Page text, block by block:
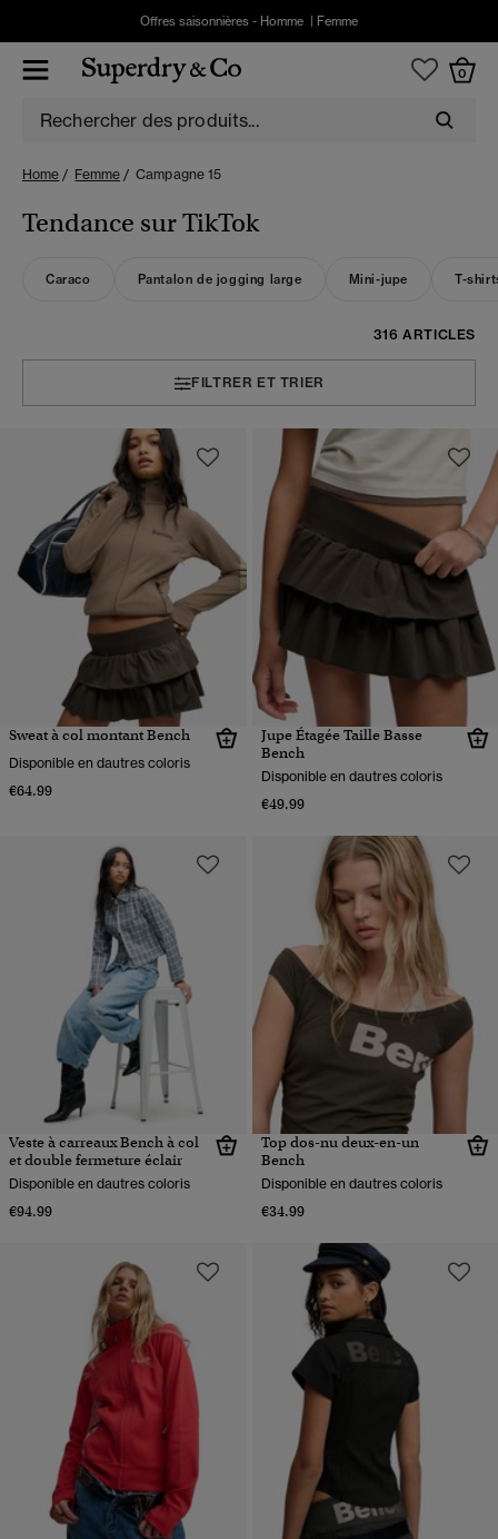
Offres saisonnières - Homme Femme
0
Home Femme Campagne 15
Tendance sur TikTok
Caraco Pantalon de jogging large Mini-jupe T-
316 ARTICLES
FILTRER ET TRIER
Sweat à col montant Bench
Disponible en dautres coloris
€64.99
Jupe Étagée Taille Basse
Bench
Disponible en dautres coloris
€49.99
Veste à carreaux Bench à col
et double fermeture éclair
Disponible en dautres coloris
€94.99
Top dos-nu deux-en-un
Bench
Disponible en dautres coloris
€34.99